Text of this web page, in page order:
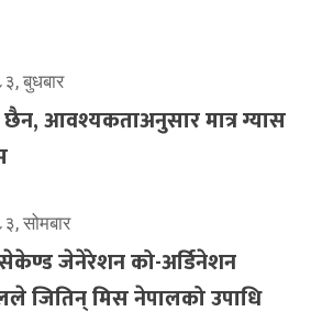
बुधबार
आवश्यकताअनुसार मात्र ग्यास
सोमबार
जेनेरेशन को-अर्डिनेशन
जितिन् मिस नेपालको उपाधि